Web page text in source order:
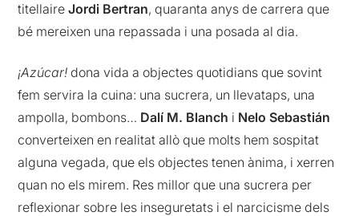
titellaireJordi Bertran, quaranta anys de carrera que
bé mereixen una repassada i una posada al dia.
¡Azúcar! dona vida a objectes quotidians que sovint
fem servira la cuina: una sucrera, un llevataps, una
ampolla, bombons… Dalí M. Blanch i Nelo Sebastián
converteixen en realitat allò que molts hem sospitat
alguna vegada, que els objectes tenen ànima, i xerren
quan no els mirem. Res millor que una sucrera per
reflexionar sobre les inseguretats i el narcicisme dels